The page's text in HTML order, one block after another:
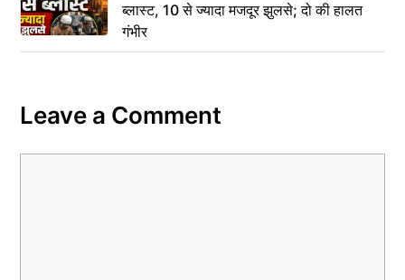
ब्लास्ट, 10 से ज्यादा मजदूर झुलसे; दो की हालत
गंभीर
Leave a Comment